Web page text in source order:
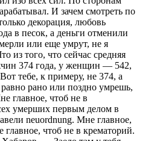
И зачем смотреть по
декорация, любовь
в песок, а деньги отменили
или еще умрут, не я
из того, что сейчас средняя
374 года, у женщин — 542,
тебе, к примеру, не 374, а
рано или поздно умрешь,
главное, чтоб не в
умерших первым делом в
neuordnung. Мне главное,
чтоб не в крематорий.